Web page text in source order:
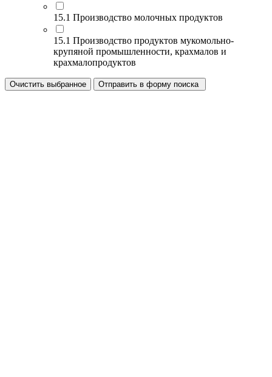
15.1 Производство молочных продуктов
15.1 Производство продуктов мукомольно-
крупяной промышленности, крахмалов и
крахмалопродуктов